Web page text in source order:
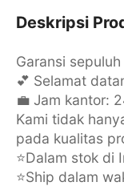
Deskripsi
Garansi sepuluh
💕 Selamat
💼 Jam kantor:
Kami tidak
pada kualitas
⭐Dalam stok di
⭐Ship dalam